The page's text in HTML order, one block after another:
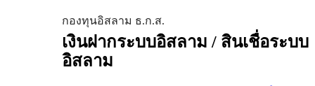
กองทุนอิสลาม ธ.ก.ส.
เงินฝากระบบอิสลาม / สินเชื่อระบบ
อิสลาม